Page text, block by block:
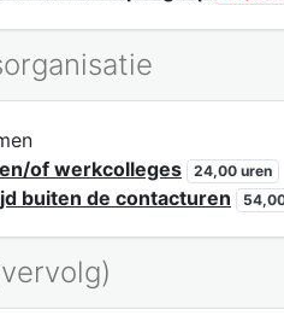
of werkcolleges
24,00 uren
buiten de contacturen